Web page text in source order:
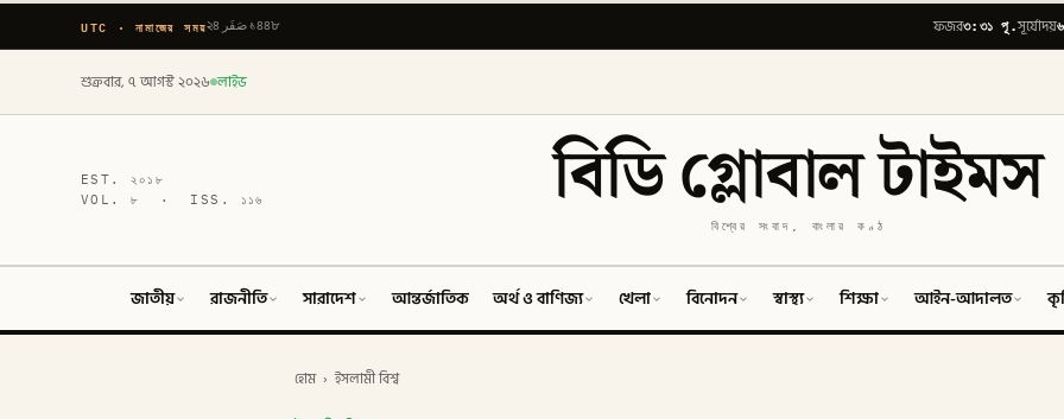
UTC · নামাজের সময় ২৪ صَفَر ১৪৪৮ ফজর৩:৩১ পূ.সূর্যোদয়
শুক্রবার, ৭ আগস্ট ২০২৬ লাইভ
EST.২০১৮
VOL.৮ · ISS. ১১৬ বিডি গ্লোবাল টাইমস
বিশ্বের সংবাদ, বাংলার কণ্ঠ
জাতীয় রাজনীতি সারাদেশ আন্তর্জাতিক অর্থ ও বাণিজ্য খেলা বিনোদন স্বাস্থ্য শিক্ষা আইন-আদালত
হোম › ইসলামী বিশ্ব